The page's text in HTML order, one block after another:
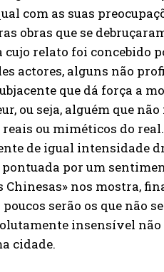
com as suas
obras que se
relato foi concebido
actores, alguns não
que dá força a
ou seja, alguém que
ou miméticos do
de igual intensidade
por um
nos mostra,
serão os que não
insensível
cidade.